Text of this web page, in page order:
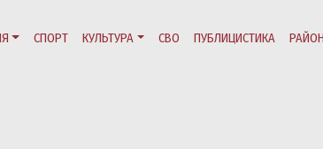
СПОРТ КУЛЬТУРА СВО ПУБЛИЦИСТИКА